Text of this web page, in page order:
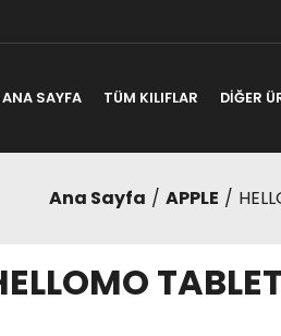
ANA SAYFA TÜM KILIFLAR DİĞER
Ana Sayfa APPLE